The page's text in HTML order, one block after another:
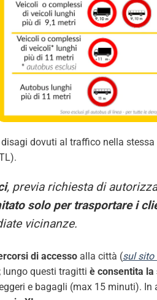
disagi dovuti al traffico nella
, previa richiesta di
solo per trasportare i
vicinanze.
di accesso alla città (sul sito
lungo questi tragitti è consentita la
e bagagli (max 15 minuti).